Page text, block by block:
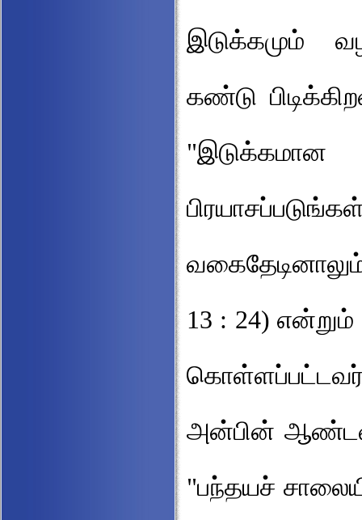
இடுக்கமும்
கண்டு
13 : 24)
அன்பின் ஆண்டவர்
"பந்தயச்